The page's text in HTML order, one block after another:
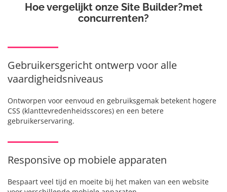
Hoe vergelijkt onze Site Builder?met
concurrenten?
Gebruikersgericht ontwerp voor alle
vaardigheidsniveaus
Ontworpen voor eenvoud en gebruiksgemak betekent hogere
CSS (klanttevredenheidsscores) en een betere
gebruikerservaring.
Responsive op mobiele apparaten
Bespaart veel tijd en moeite bij het maken van een website